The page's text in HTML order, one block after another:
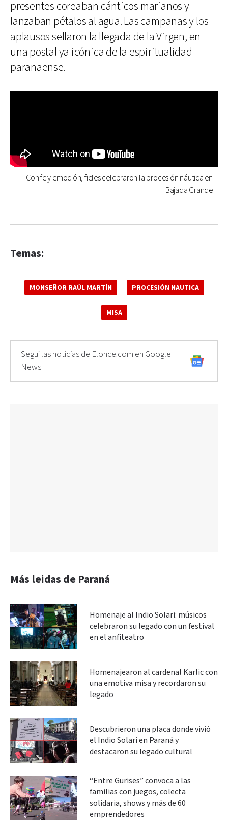
presentes coreaban cánticos marianos y
lanzaban pétalos al agua. Las campanas y los
aplausos sellaron la llegada de la Virgen, en
una postal ya icónica de la espiritualidad
paranaense.
Con fe y emoción, fieles celebraron la procesión náutica en
Bajada Grande
Temas:
MONSEÑOR RAÚL MARTÍN PROCESIÓN NAUTICA
MISA
Seguí las noticias de Elonce.com en Google
News
Más leidas de Paraná
Homenaje al Indio Solari: músicos
celebraron su legado con un festival
en el anfiteatro
Homenajearon al cardenal Karlic con
una emotiva misa y recordaron su
legado
Descubrieron una placa donde vivió
el Indio Solari en Paraná y
destacaron su legado cultural
“Entre Gurises” convoca a las
familias con juegos, colecta
solidaria, shows y más de 60
emprendedores